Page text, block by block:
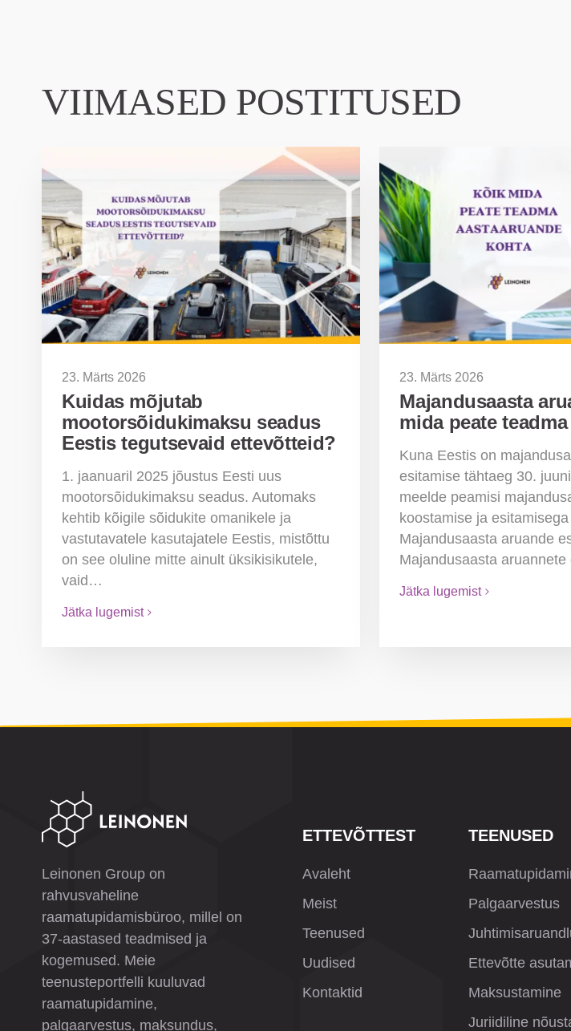
VIIMASED POSTITUSED
23. Märts 2026
Kuidas mõjutab
mootorsõidukimaksu seadus
Eestis tegutsevaid ettevõtteid?
1. jaanuaril 2025 jõustus Eesti uus
mootorsõidukimaksu seadus. Automaks
kehtib kõigile sõidukite omanikele ja
vastutavatele kasutajatele Eestis, mistõttu
on see oluline mitte ainult üksikisikutele,
vaid…
Jätka lugemist
23. Märts 2026
Majandusaasta
mida peate teadma
Kuna Eestis on
esitamise tähtaeg 30.
meelde peamisi
koostamise ja
Majandusaasta aruande
Majandusaasta
Jätka lugemist
Leinonen Group on
rahvusvaheline
raamatupidamisbüroo, millel on
37-aastased teadmised ja
kogemused. Meie
teenusteportfelli kuuluvad
raamatupidamine,
palgaarvestus, maksundus,
ETTEVÕTTEST
Avaleht
Meist
Teenused
Uudised
Kontaktid
TEENUSED
Palgaarvestus
Ettevõtte
Maksustamine
Juriidiline